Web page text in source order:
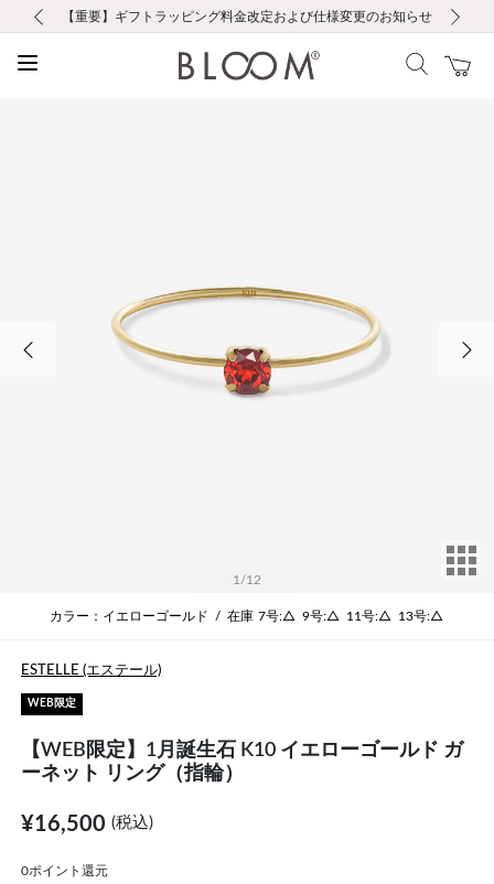
お修理・アフターサービスのご案内
【重要】令和８年熊本地震に伴う集配への影響について
【重要】ギフトラッピング料金改定および仕様変更のお知らせ
【重要】夏季休業の営業についてのご案内
税込5,500円以上で送料無料｜最短24時間以内に発送
新規会員登録で1000ポイントプレゼント！
LINE友だち登録で500円クーポンプレゼント
会員限定！レビュー投稿で100ポイントプレゼント
お修理・アフターサービスのご案内
【重要】令和８年熊本地震に伴う集配への影響について
1 /12
カラー：イエローゴールド / 在庫 7号:△ 9号:△ 11号:△ 13号:△
ESTELLE (エステール)
WEB限定
【WEB限定】1月誕生石 K10 イエローゴールド ガ
ーネット リング（指輪）
¥16,500(税込)
0ポイント還元